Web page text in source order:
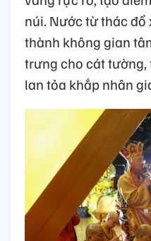
núi. Nước từ thác
thành không gian
trưng cho cát
lan tỏa khắp nhân